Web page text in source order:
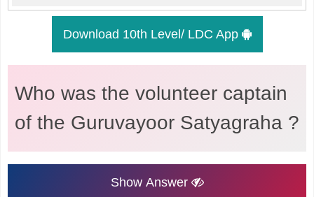
Download 10th Level/ LDC App
Who was the volunteer captain
of the Guruvayoor Satyagraha ?
Show Answer